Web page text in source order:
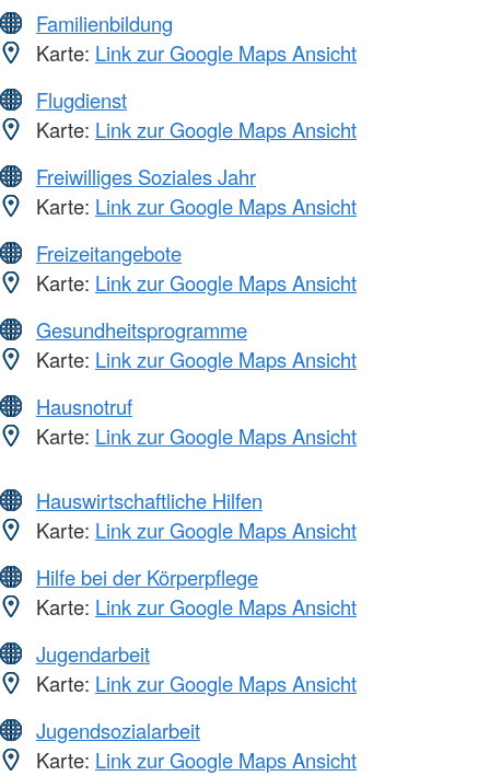
Familienbildung
Karte: Link zur Google Maps Ansicht
Flugdienst
Karte: Link zur Google Maps Ansicht
Freiwilliges Soziales Jahr
Karte: Link zur Google Maps Ansicht
Freizeitangebote
Karte: Link zur Google Maps Ansicht
Gesundheitsprogramme
Karte: Link zur Google Maps Ansicht
Hausnotruf
Karte: Link zur Google Maps Ansicht
Hauswirtschaftliche Hilfen
Karte: Link zur Google Maps Ansicht
Hilfe bei der Körperpflege
Karte: Link zur Google Maps Ansicht
Jugendarbeit
Karte: Link zur Google Maps Ansicht
Jugendsozialarbeit
Karte: Link zur Google Maps Ansicht